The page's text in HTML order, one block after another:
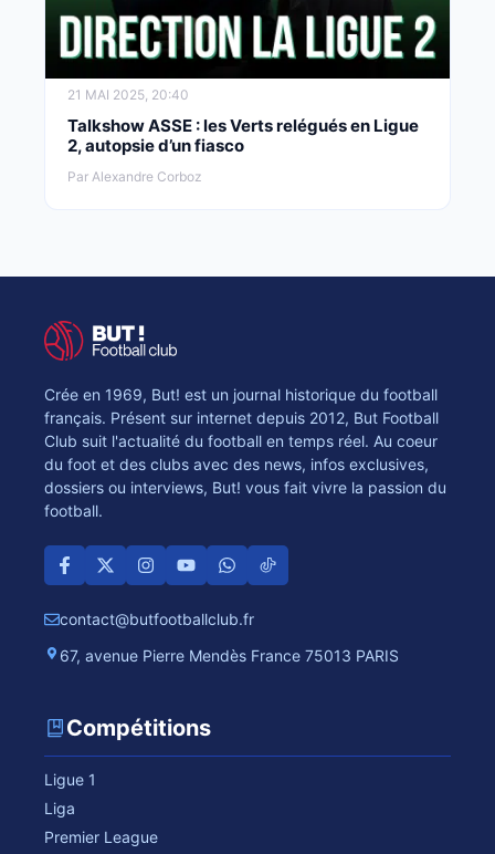
21 MAI 2025, 20:40
Talkshow ASSE : les Verts relégués en Ligue
2, autopsie d’un fiasco
Par Alexandre Corboz
Crée en 1969, But! est un journal historique du football
français. Présent sur internet depuis 2012, But Football
Club suit l'actualité du football en temps réel. Au coeur
du foot et des clubs avec des news, infos exclusives,
dossiers ou interviews, But! vous fait vivre la passion du
football.
contact@butfootballclub.fr
67, avenue Pierre Mendès France 75013 PARIS
Compétitions
Ligue 1
Liga
Premier League